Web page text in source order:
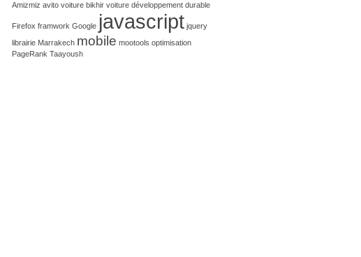
Amizmiz avito voiture bikhir voiture développement durable
Firefox framwork Google javascript jquery
librairie Marrakech mobile mootools optimisation
PageRank Taayoush